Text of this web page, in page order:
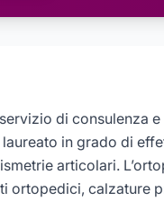
di consulenza
in grado di
articolari.
ortopedici,